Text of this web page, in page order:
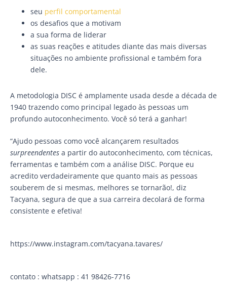
seu perfil comportamental
os desafios que a motivam
a sua forma de liderar
as suas reações e atitudes diante das mais diversas
situações no ambiente profissional e também fora
dele.
A metodologia DISC é amplamente usada desde a década de
1940 trazendo como principal legado às pessoas um
profundo autoconhecimento. Você só terá a ganhar!
“Ajudo pessoas como você alcançarem resultados
surpreendentes a partir do autoconhecimento, com técnicas,
ferramentas e também com a análise DISC. Porque eu
acredito verdadeiramente que quanto mais as pessoas
souberem de si mesmas, melhores se tornarão!, diz
Tacyana, segura de que a sua carreira decolará de forma
consistente e efetiva!
https://www.instagram.com/tacyana.tavares/
contato : whatsapp : 41 98426-7716